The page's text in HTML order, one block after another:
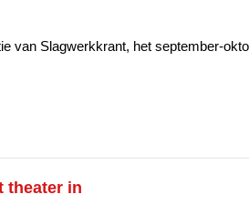
van Slagwerkkrant, het september-
theater in